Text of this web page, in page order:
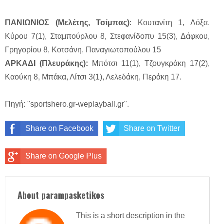
ΠΑΝΙΩΝΙΟΣ (Μελέτης, Τσίμπας): Κουτανίτη 1, Λόξα,
Κύρου 7(1), Σταμπούρλου 8, Στεφανίδοπυ 15(3), Δάφκου,
Γρηγορίου 8, Κοτσάνη, Παναγιωτοπούλου 15
ΑΡΚΑΔΙ (Πλευράκης): Μπότσι 11(1), Τζουγκράκη 17(2),
Καούκη 8, Μπάκα, Λίτσι 3(1), Λελεδάκη, Περάκη 17.
Πηγή: "sportshero.gr-weplayball.gr".
Share on Facebook Share on Twitter
Share on Google Plus
About parampasketikos
This is a short description in the